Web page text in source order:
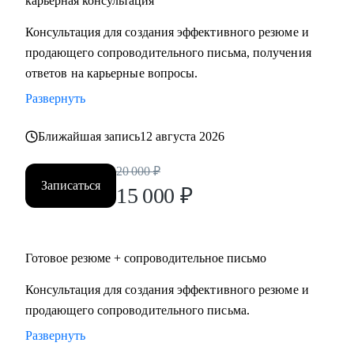
сферах:
• Продаж и работы с клиентами (B2B, B2C, B2G, E-
commerce)
• Финансов
• Образования/Ed-tech
• Маркетинга
• Закупок/Логистики.
Консультация для создания эффективного резюме и
продающего сопроводительного письма, получения
ответов на карьерные вопросы.
Развернуть
Ближайшая запись12 августа 2026
Записаться
20 000 ₽
15 000 ₽
Готовое резюме + сопроводительное письмо
Консультация для создания эффективного резюме и
продающего сопроводительного письма.
Развернуть